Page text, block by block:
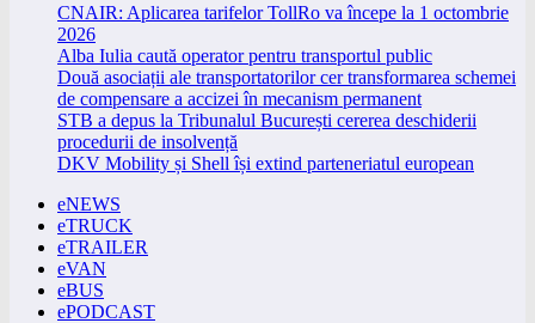
CNAIR: Aplicarea tarifelor TollRo va începe la 1 octombrie
2026
Alba Iulia caută operator pentru transportul public
Două asociații ale transportatorilor cer transformarea schemei
de compensare a accizei în mecanism permanent
STB a depus la Tribunalul București cererea deschiderii
procedurii de insolvență
DKV Mobility și Shell își extind parteneriatul european
eNEWS
eTRUCK
eTRAILER
eVAN
eBUS
ePODCAST